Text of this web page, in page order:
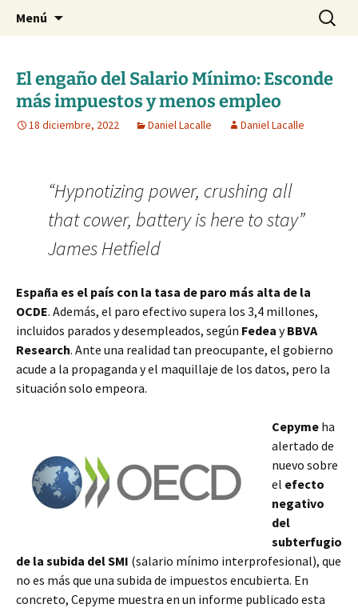
dlacalle.com
Blog de Daniel Lacalle
Menú Buscar:
El engaño del Salario Mínimo: Esconde
más impuestos y menos empleo
18 diciembre, 2022 Daniel Lacalle Daniel Lacalle
“Hypnotizing power, crushing all
that cower, battery is here to stay”
James Hetfield
España es el país con la tasa de paro más alta de la
OCDE. Además, el paro efectivo supera los 3,4 millones,
incluidos parados y desempleados, según Fedea yBBVA
Research. Ante una realidad tan preocupante, el gobierno
acude a la propaganda y el maquillaje de los datos, pero la
situación solo empeora.
Cepyme ha
alertado de
nuevo sobre
el efecto
negativo
del
subterfugio
de la subida del SMI (salario mínimo interprofesional), que
no es más que una subida de impuestos encubierta. En
concreto, Cepyme muestra en un informe publicado esta